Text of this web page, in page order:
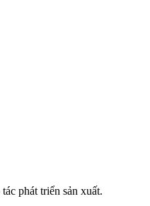
phát triển sản xuất.